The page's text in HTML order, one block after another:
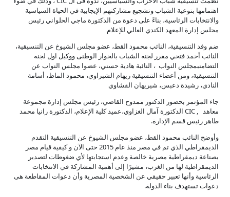
اهتمامها بتوعية الشباب وتشجيع مشاركتهم الإيجابية في الحياة السياسية
والانتخابات الرئاسية، بناءً على دعوة من الدكتورة ماجي الحلواني رئيس
مجلس إدارة المعهد الكندي العالي للإعلام
ضم وفد التنسيقية، النائب محمود القط، عضو مجلس الشيوخ عن التنسيقية،
النائب أحمد فتحي مقرر لجنه الشباب بالحوار الوطنى ووكيل اول لجنه
التضامنبمجلس النواب ، النائبة هادية حسني، عضوا مجلس النواب عن
التنسيقية، ومن أعضاء التنسيقية ريهام الشبراوي، محمود الماظ، أسامة
النادي، رشيدة دعبس، شيريهان القشاوي
جاء المؤتمر بحضور الدكتور ممدوح القاضي، رئيس مجلس إدارة مجموعة
معاهد , CIC الدكتورة آمال الغزاوي،عميد كلية الإعلام، الدكتورة رانيا محمد
طاهر رئيس قسم الإدارة.
وأوضح النائب محمود القط، عضو مجلس الشيوخ عن التنسيقية التقدم
الديمقراطي الذي تم في مصر منذ عام 2015 حتى الآن و كيفية قيام مصر
بصناعة ديمقراطية مصرية خالصة وعدم استجابتها لأي ضغوطات لتصدير
الديمقراطية لها من الغرب، مشيرًا إلى أهمية المشاركة في الانتخابات
الرئاسية وأنها تعبير حقيقي عن الشخصية المصرية وأن دعوات المقاطعة هى
دعوات تستهدف بناء الدولة.